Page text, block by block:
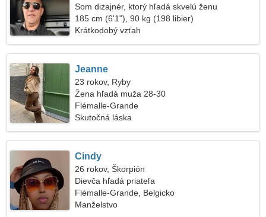
Som dizajnér, ktorý hľadá skvelú ženu
185 cm (6'1"), 90 kg (198 libier)
Krátkodobý vzťah
Jeanne
23 rokov, Ryby
Žena hľadá muža 28-30
Flémalle-Grande
Skutočná láska
Cindy
26 rokov, Škorpión
Dievča hľadá priateľa
Flémalle-Grande, Belgicko
Manželstvo